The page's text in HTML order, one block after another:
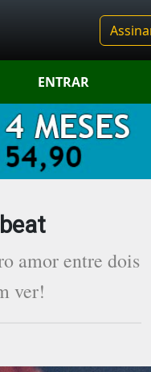
ENTRAR
amor entre dois
ver!